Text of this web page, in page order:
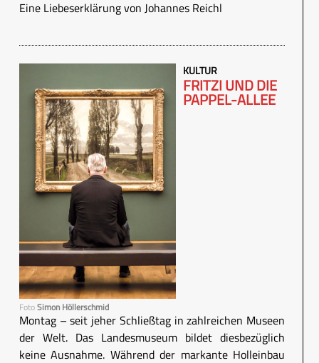
Eine Liebeserklärung von Johannes Reichl
FotoSimon Höllerschmid
KULTUR
FRITZI UND DIE
PAPPEL-ALLEE
Montag – seit jeher Schließtag in zahlreichen Museen
der Welt. Das Landesmuseum bildet diesbezüglich
keine Ausnahme. Während der markante Holleinbau